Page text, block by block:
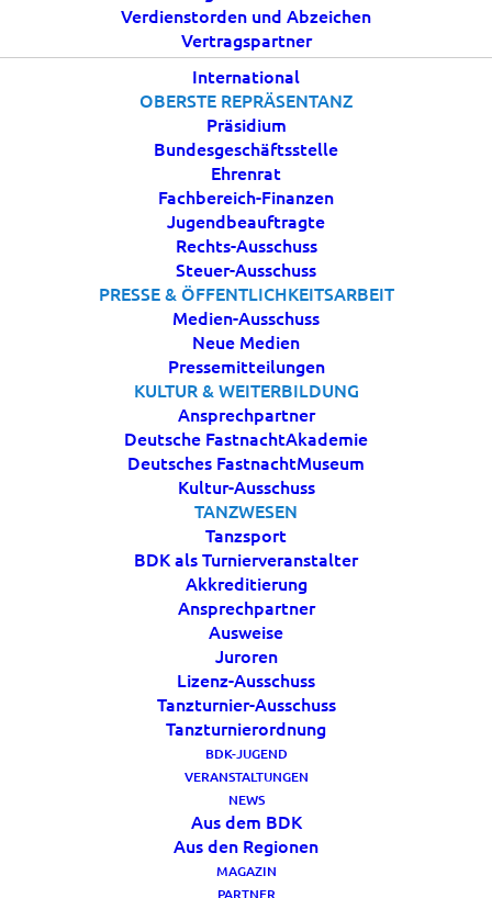
Verdienstorden und Abzeichen
Vertragspartner
International
OBERSTE REPRÄSENTANZ
Präsidium
Bundesgeschäftsstelle
Ehrenrat
Fachbereich-Finanzen
Jugendbeauftragte
Rechts-Ausschuss
Steuer-Ausschuss
PRESSE & ÖFFENTLICHKEITSARBEIT
Medien-Ausschuss
Neue Medien
Pressemitteilungen
KULTUR & WEITERBILDUNG
Ansprechpartner
Deutsche FastnachtAkademie
Deutsches FastnachtMuseum
Kultur-Ausschuss
TANZWESEN
Tanzsport
BDK als Turnierveranstalter
Akkreditierung
Ansprechpartner
Ausweise
Juroren
Lizenz-Ausschuss
Tanzturnier-Ausschuss
Tanzturnierordnung
BDK-JUGEND
VERANSTALTUNGEN
NEWS
Aus dem BDK
Aus den Regionen
MAGAZIN
PARTNER
Konfetti im Blut startet –
Folge 1: Einblicke in die
Die Deutschen Meisterschaften 2026 in